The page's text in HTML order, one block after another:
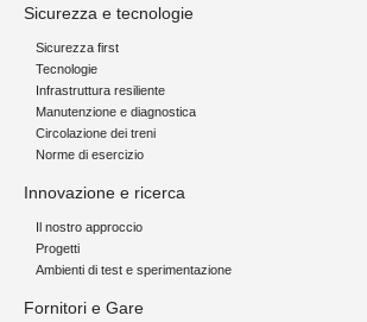
Sicurezza e tecnologie
Sicurezza first
Tecnologie
Infrastruttura resiliente
Manutenzione e diagnostica
Circolazione dei treni
Norme di esercizio
Innovazione e ricerca
Il nostro approccio
Progetti
Ambienti di test e sperimentazione
Fornitori e Gare